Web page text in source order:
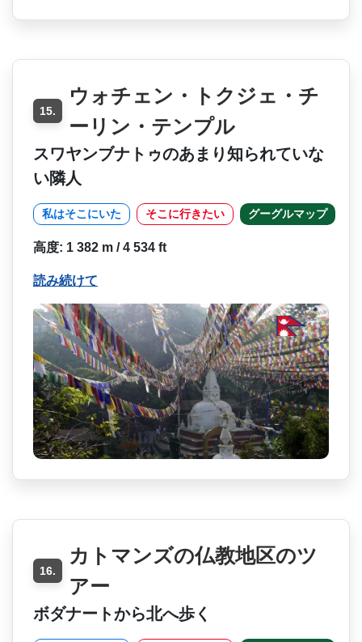
15.
ウォチェン・トクジェ・チ
ーリン・テンプル
スワヤンブナトゥのあまり知られていな
い隣人
私はそこにいた そこに行きたい グーグルマップ
高度: 1 382 m / 4 534 ft
読み続けて
16.
カトマンズの仏教地区のツ
アー
ボダナートから北へ歩く